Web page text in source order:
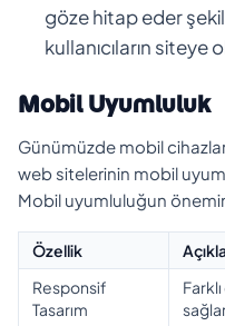
göze hitap eder
kullanıcıların siteye
Mobil Uyumluluk
Günümüzde mobil
web sitelerinin mobil
Mobil uyumluluğun
Özellik
Responsif
Tasarım